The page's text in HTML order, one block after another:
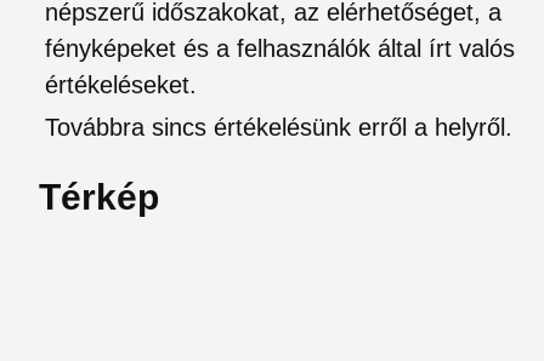
népszerű időszakokat, az elérhetőséget, a
fényképeket és a felhasználók által írt valós
értékeléseket.
Továbbra sincs értékelésünk erről a helyről.
Térkép